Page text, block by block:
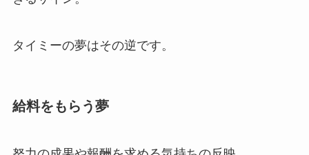
タイミーの夢はその逆です。
給料をもらう夢